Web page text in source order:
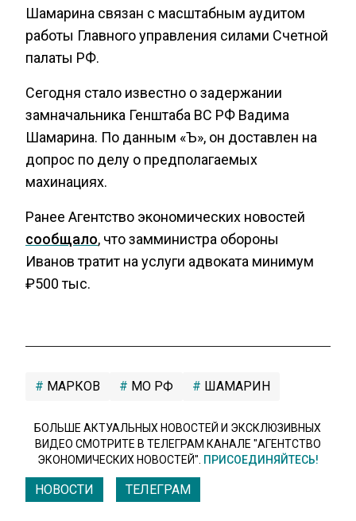
Шамарина связан с масштабным аудитом
работы Главного управления силами Счетной
палаты РФ.
Сегодня стало известно о задержании
замначальника Генштаба ВС РФ Вадима
Шамарина. По данным «Ъ», он доставлен на
допрос по делу о предполагаемых
махинациях.
Ранее Агентство экономических новостей
сообщало, что замминистра обороны
Иванов тратит на услуги адвоката минимум
₽500 тыс.
МАРКОВ МО РФ ШАМАРИН
БОЛЬШЕ АКТУАЛЬНЫХ НОВОСТЕЙ И ЭКСКЛЮЗИВНЫХ
ВИДЕО СМОТРИТЕ В ТЕЛЕГРАМ КАНАЛЕ "АГЕНТСТВО
ЭКОНОМИЧЕСКИХ НОВОСТЕЙ". ПРИСОЕДИНЯЙТЕСЬ!
НОВОСТИ ТЕЛЕГРАМ